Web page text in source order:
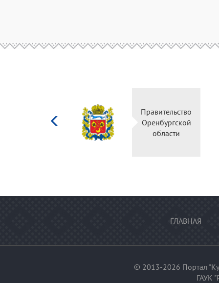
Правительство
Оренбургской
области
ГЛАВНАЯ
© 2013-2026 Портал
ГАУК